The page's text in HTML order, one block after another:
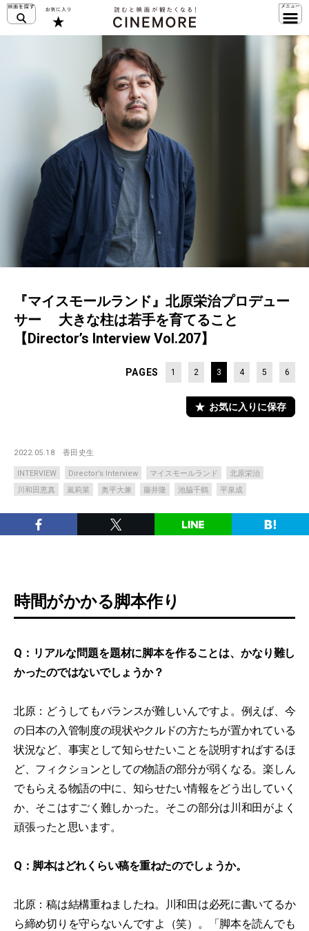
『マイスモールランド』北原栄治プロデュー
サー 大きな柱は若手を育てること
【Director’s Interview Vol.207】
PAGES 1 2 3 4 5 6
お気に入りに保存
2022.05.18 香田史生
INTERVIEW Director’s Interview マイスモールランド
北原栄治
川和田恵真
嵐莉菜 奥平大兼 藤井隆 池脇千鶴 平泉成
時間がかかる脚本作り
Q：リアルな問題を題材に脚本を作ることは、かなり難し
かったのではないでしょうか？
北原：どうしてもバランスが難しいんですよ。例えば、今
の日本の入管制度の現状やクルドの方たちが置かれている
状況など、事実として知らせたいことを説明すればするほ
ど、フィクションとしての物語の部分が弱くなる。楽しん
でもらえる物語の中に、知らせたい情報をどう出していく
か、そこはすごく難しかった。そこの部分は川和田がよく
頑張ったと思います。
Q：脚本はどれくらい稿を重ねたのでしょうか。
北原：稿は結構重ねましたね。川和田は必死に書いてるか
ら締め切りを守らないんですよ（笑）。「脚本を読んでも